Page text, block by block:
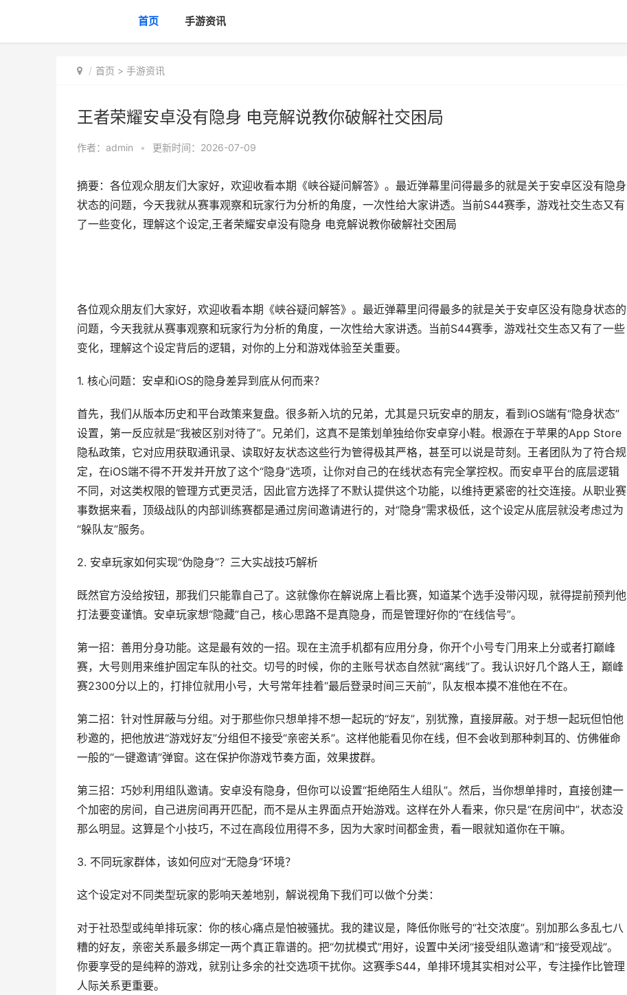
首页 手游资讯
首页 > 手游资讯
王者荣耀安卓没有隐身 电竞解说教你破解社交困局
作者： admin • 更新时间：2026-07-09
摘要：各位观众朋友们大家好，欢迎收看本期《峡谷疑问解答》。最近弹幕里问得最多的就是关于安卓区没有隐身
状态的问题，今天我就从赛事观察和玩家行为分析的角度，一次性给大家讲透。当前S44赛季，游戏社交生态又有
了一些变化，理解这个设定,王者荣耀安卓没有隐身 电竞解说教你破解社交困局
各位观众朋友们大家好，欢迎收看本期《峡谷疑问解答》。最近弹幕里问得最多的就是关于安卓区没有隐身状态的
问题，今天我就从赛事观察和玩家行为分析的角度，一次性给大家讲透。当前S44赛季，游戏社交生态又有了一些
变化，理解这个设定背后的逻辑，对你的上分和游戏体验至关重要。
1. 核心问题：安卓和iOS的隐身差异到底从何而来？
首先，我们从版本历史和平台政策来复盘。很多新入坑的兄弟，尤其是只玩安卓的朋友，看到iOS端有“隐身状态”
设置，第一反应就是“我被区别对待了”。兄弟们，这真不是策划单独给你安卓穿小鞋。根源在于苹果的App Store
隐私政策，它对应用获取通讯录、读取好友状态这些行为管得极其严格，甚至可以说是苛刻。王者团队为了符合规
定，在iOS端不得不开发并开放了这个“隐身”选项，让你对自己的在线状态有完全掌控权。而安卓平台的底层逻辑
不同，对这类权限的管理方式更灵活，因此官方选择了不默认提供这个功能，以维持更紧密的社交连接。从职业赛
事数据来看，顶级战队的内部训练赛都是通过房间邀请进行的，对“隐身”需求极低，这个设定从底层就没考虑过为
“躲队友”服务。
2. 安卓玩家如何实现“伪隐身”？三大实战技巧解析
既然官方没给按钮，那我们只能靠自己了。这就像你在解说席上看比赛，知道某个选手没带闪现，就得提前预判他
打法要变谨慎。安卓玩家想“隐藏”自己，核心思路不是真隐身，而是管理好你的“在线信号”。
第一招：善用分身功能。这是最有效的一招。现在主流手机都有应用分身，你开个小号专门用来上分或者打巅峰
赛，大号则用来维护固定车队的社交。切号的时候，你的主账号状态自然就“离线”了。我认识好几个路人王，巅峰
赛2300分以上的，打排位就用小号，大号常年挂着“最后登录时间三天前”，队友根本摸不准他在不在。
第二招：针对性屏蔽与分组。对于那些你只想单排不想一起玩的“好友”，别犹豫，直接屏蔽。对于想一起玩但怕他
秒邀的，把他放进“游戏好友”分组但不接受“亲密关系”。这样他能看见你在线，但不会收到那种刺耳的、仿佛催命
一般的“一键邀请”弹窗。这在保护你游戏节奏方面，效果拔群。
第三招：巧妙利用组队邀请。安卓没有隐身，但你可以设置“拒绝陌生人组队”。然后，当你想单排时，直接创建一
个加密的房间，自己进房间再开匹配，而不是从主界面点开始游戏。这样在外人看来，你只是“在房间中”，状态没
那么明显。这算是个小技巧，不过在高段位用得不多，因为大家时间都金贵，看一眼就知道你在干嘛。
3. 不同玩家群体，该如何应对“无隐身”环境？
这个设定对不同类型玩家的影响天差地别，解说视角下我们可以做个分类：
对于社恐型或纯单排玩家：你的核心痛点是怕被骚扰。我的建议是，降低你账号的“社交浓度”。别加那么多乱七八
糟的好友，亲密关系最多绑定一两个真正靠谱的。把“勿扰模式”用好，设置中关闭“接受组队邀请”和“接受观战”。
你要享受的是纯粹的游戏，就别让多余的社交选项干扰你。这赛季S44，单排环境其实相对公平，专注操作比管理
人际关系更重要。